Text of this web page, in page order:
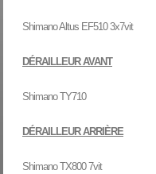
Shimano Altus EF510 3x7vit
DÉRAILLEUR AVANT
Shimano TY710
DÉRAILLEUR ARRIÈRE
Shimano TX800 7vit